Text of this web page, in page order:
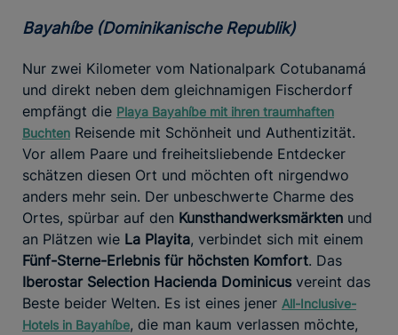
Bayahíbe (Dominikanische Republik)
Nur zwei Kilometer vom Nationalpark Cotubanamá
und direkt neben dem gleichnamigen Fischerdorf
empfängt die Playa Bayahíbe mit ihren traumhaften
Buchten Reisende mit Schönheit und Authentizität.
Vor allem Paare und freiheitsliebende Entdecker
schätzen diesen Ort und möchten oft nirgendwo
anders mehr sein. Der unbeschwerte Charme des
Ortes, spürbar auf den Kunsthandwerksmärkten und
an Plätzen wie La Playita, verbindet sich mit einem
Fünf-Sterne-Erlebnis für höchsten Komfort. Das
Iberostar Selection Hacienda Dominicus vereint das
Beste beider Welten. Es ist eines jener All-Inclusive-
Hotels in Bayahíbe, die man kaum verlassen möchte,